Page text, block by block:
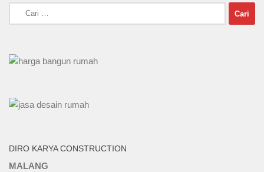
untuk:
DIRO KARYA CONSTRUCTION
MALANG